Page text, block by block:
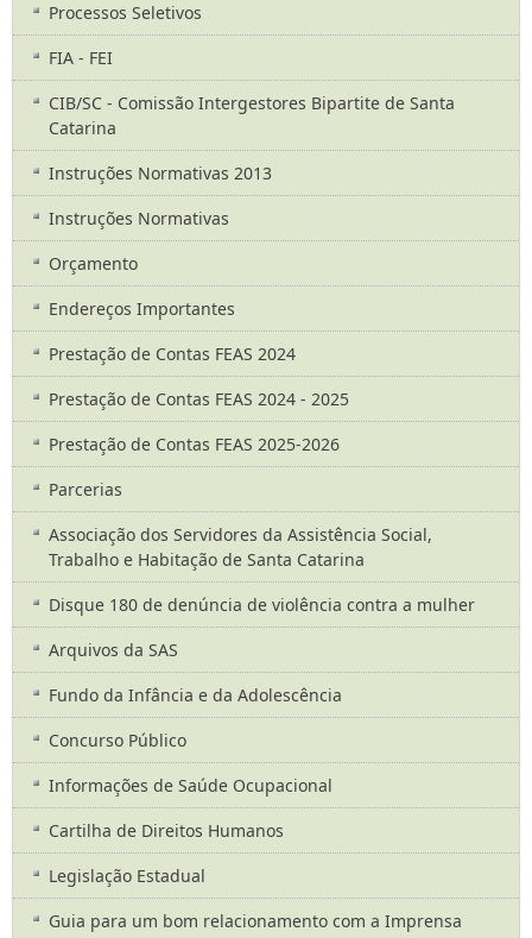
Processos Seletivos
FIA - FEI
CIB/SC - Comissão Intergestores Bipartite de Santa
Catarina
Instruções Normativas 2013
Instruções Normativas
Orçamento
Endereços Importantes
Prestação de Contas FEAS 2024
Prestação de Contas FEAS 2024 - 2025
Prestação de Contas FEAS 2025-2026
Parcerias
Associação dos Servidores da Assistência Social,
Trabalho e Habitação de Santa Catarina
Disque 180 de denúncia de violência contra a mulher
Arquivos da SAS
Fundo da Infância e da Adolescência
Concurso Público
Informações de Saúde Ocupacional
Cartilha de Direitos Humanos
Legislação Estadual
Guia para um bom relacionamento com a Imprensa